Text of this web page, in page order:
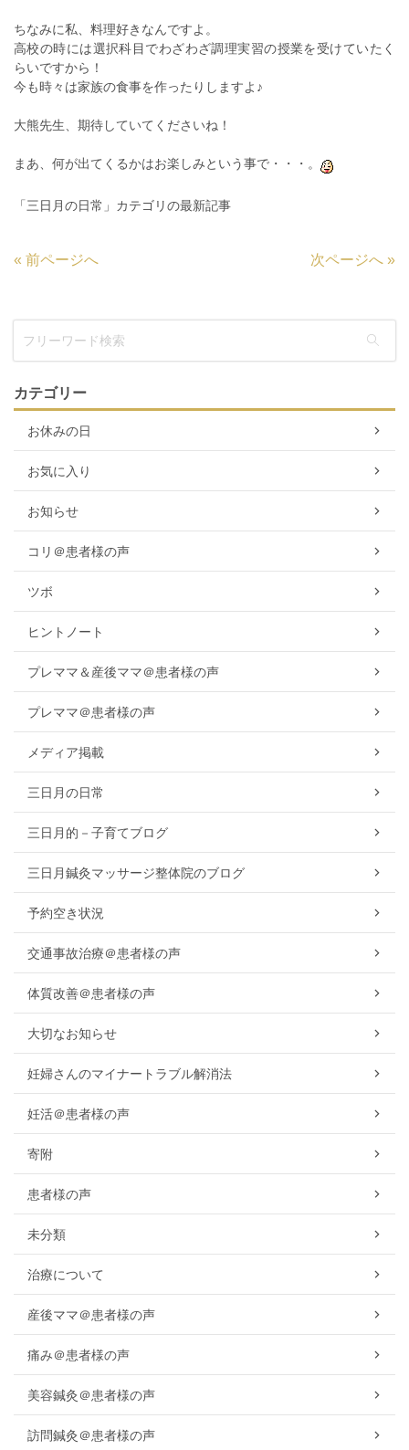
ちなみに私、料理好きなんですよ。
高校の時には選択科目でわざわざ調理実習の授業を受けていたく
らいですから！
今も時々は家族の食事を作ったりしますよ♪
大熊先生、期待していてくださいね！
まあ、何が出てくるかはお楽しみという事で・・・。
「三日月の日常」カテゴリの最新記事
« 前ページへ 次ページへ »
カテゴリー
お休みの日
お気に入り
お知らせ
コリ＠患者様の声
ツボ
ヒントノート
プレママ＆産後ママ＠患者様の声
プレママ＠患者様の声
メディア掲載
三日月の日常
三日月的－子育てブログ
三日月鍼灸マッサージ整体院のブログ
予約空き状況
交通事故治療＠患者様の声
体質改善＠患者様の声
大切なお知らせ
妊婦さんのマイナートラブル解消法
妊活＠患者様の声
寄附
患者様の声
未分類
治療について
産後ママ＠患者様の声
痛み＠患者様の声
美容鍼灸＠患者様の声
訪問鍼灸＠患者様の声